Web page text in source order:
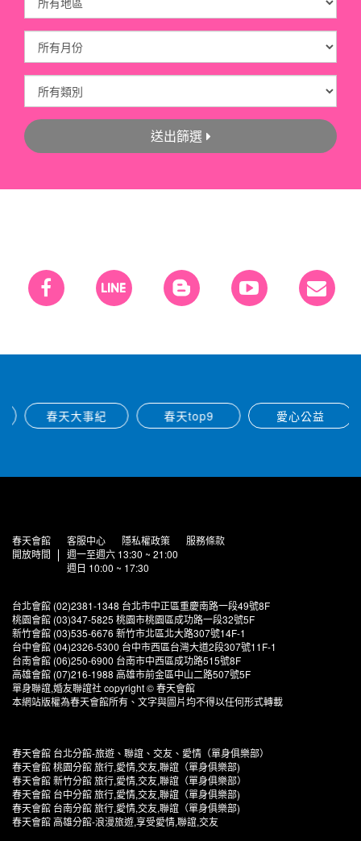
送出篩選
春天大事紀 春天top9 愛心公益
春天會館 客服中心 隱私權政策
服務條款
開放時間
週一至週六 13:30 ~ 21:00
週日 10:00 ~ 17:30
台北會館 (02)2381-1348 台北市中正區重慶南路一段49號8F
桃園會館 (03)347-5825 桃園市桃園區成功路一段32號5F
新竹會館 (03)535-6676 新竹市北區北大路307號14F-1
台中會館 (04)2326-5300 台中市西區台灣大道2段307號11F-1
台南會館 (06)250-6900 台南市中西區成功路515號8F
高雄會館 (07)216-1988 高雄市前金區中山二路507號5F
單身聯誼,婚友聯誼社 copyright © 春天會館
本網站版權為春天會館所有、文字與圖片均不得以任何形式轉載
春天會館 台北分館-旅遊、聯誼、交友、愛情（單身俱樂部）
春天會館 桃園分館 旅行,愛情,交友,聯誼（單身俱樂部)
春天會館 新竹分館 旅行,愛情,交友,聯誼（單身俱樂部）
春天會館 台中分館 旅行,愛情,交友,聯誼（單身俱樂部)
春天會館 台南分館 旅行,愛情,交友,聯誼（單身俱樂部)
春天會館 高雄分館-浪漫旅遊,享受愛情,聯誼,交友